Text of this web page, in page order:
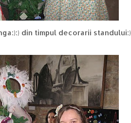
din timpul decorarii standului:)